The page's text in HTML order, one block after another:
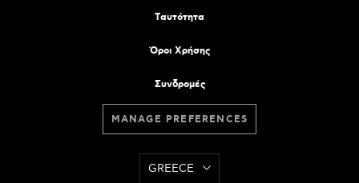
Tαυτότητα
Όροι Χρήσης
Συνδρομές
MANAGE PREFERENCES
GREECE